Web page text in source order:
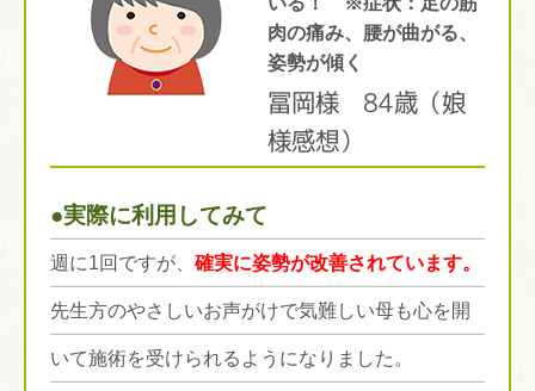
肉の痛み、腰が曲がる、
姿勢が傾く
冨岡様 84歳（娘
様感想）
●実際に利用してみて
週に1回ですが、 確実に姿勢が改善されています。
先生方のやさしいお声がけで気難しい母も心を開
いて施術を受けられるようになりました。